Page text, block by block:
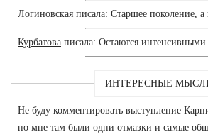
Логиновская писала: Старшее поколение,
Курбатова писала: Остаются интенсивными
ИНТЕРЕСНЫЕ
Не буду комментировать выступление
по мне там были одни отмазки и самые